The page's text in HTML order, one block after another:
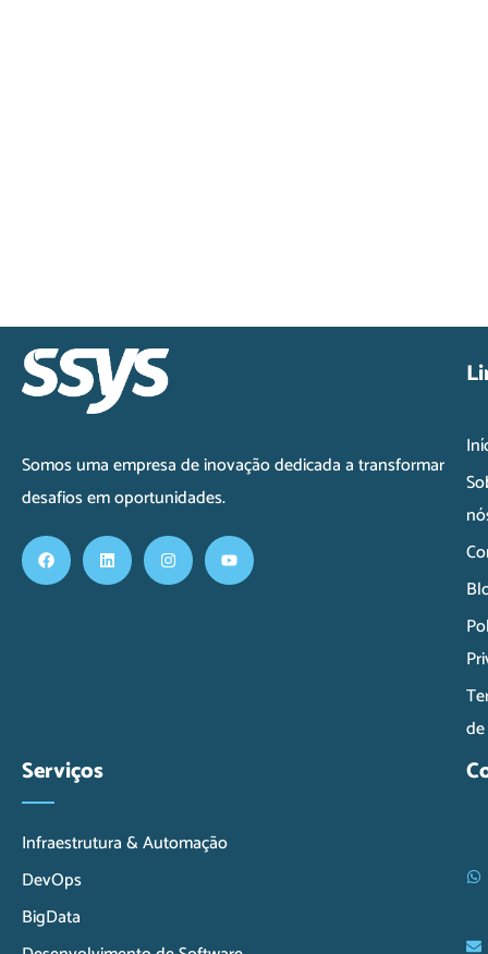
Somos uma empresa de inovação dedicada a transformar
desafios em oportunidades.
Serviços
Infraestrutura & Automação
DevOps
BigData